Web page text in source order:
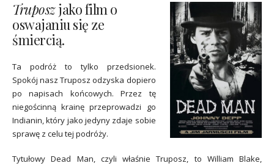
Truposzjako film o
oswajaniu się ze
śmiercią.
Ta podróż to tylko przedsionek.
Spokój nasz Truposz odzyska dopiero
po napisach końcowych. Przez tę
niegościnną krainę przeprowadzi go
Indianin, który jako jedyny zdaje sobie
sprawę z celu tej podróży.
Tytułowy Dead Man, czyli właśnie Truposz, to William Blake,